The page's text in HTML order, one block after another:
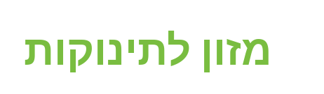
מזון לתינוקות